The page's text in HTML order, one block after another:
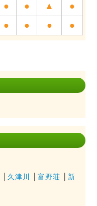
● ● ▲ ●
● ● ● ●
久津川 富野荘
新